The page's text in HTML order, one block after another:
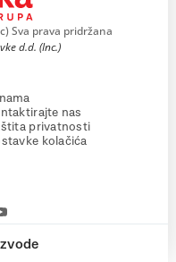
Sva prava pridržana
d.d. (Inc.)
nas
privatnosti
kolačića